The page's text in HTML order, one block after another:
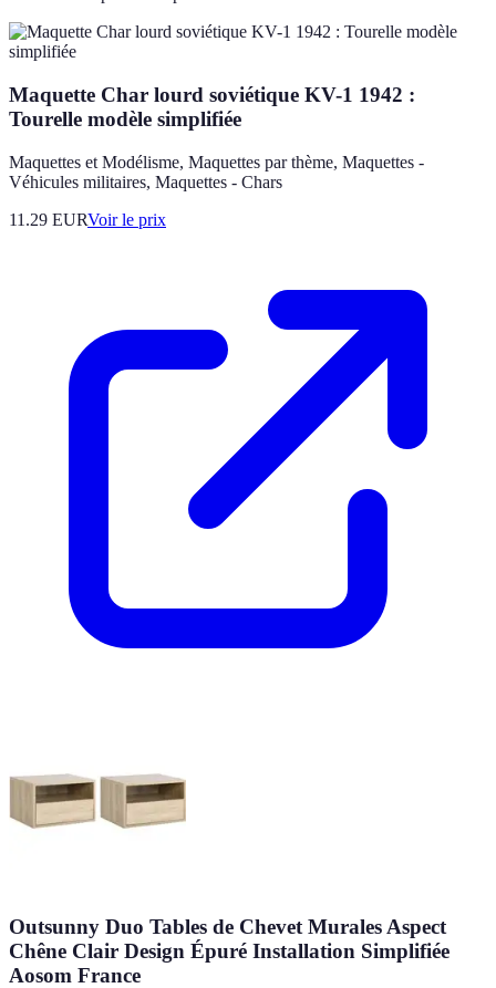
Maquette Char lourd soviétique KV-1 1942 :
Tourelle modèle simplifiée
Maquettes et Modélisme, Maquettes par thème, Maquettes -
Véhicules militaires, Maquettes - Chars
11.29 EURVoir le prix
Outsunny Duo Tables de Chevet Murales Aspect
Chêne Clair Design Épuré Installation Simplifiée
Aosom France